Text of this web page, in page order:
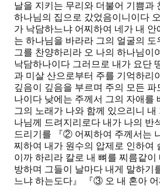
날을 지키는 무리와 더불어 기쁨과
하나님의 집으로 갔었음이니이다
가 낙담하느냐 어찌하여 네가 내 안
는 하나님을 바라라 그의 얼굴의 도
그를 찬양하리라 오 나의 하나님이
낙담하나이다 그러므로 내가 요단
과 미살 산으로부터 주를 기억하리
깊음이 깊음을 부르며 주의 모든 파
나이다 낮에는 주께서 그의 자애를
그의 노래가 나와 함께 있으리니
나님께 드려지리로다 내가 나의 반
드리기를 『② 어찌하여 주께서는
찌하여 내가 원수의 압제로 인하여
이까 하리라 칼로 내 뼈를 찌름같이
방하며 그들이 날마다 내게 말하기
느냐 하는도다』 『③ 오 내 혼아